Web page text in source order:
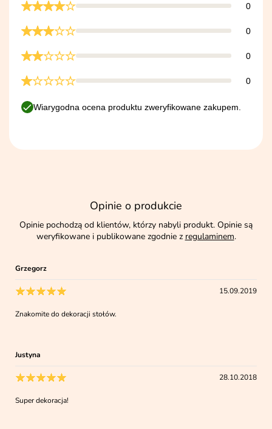
0
0
0
0
Wiarygodna ocena produktu zweryfikowane zakupem.
Opinie o produkcie
Opinie pochodzą od klientów, którzy nabyli produkt. Opinie są
weryfikowane i publikowane zgodnie z regulaminem.
Grzegorz
15.09.2019
Znakomite do dekoracji stołów.
Justyna
28.10.2018
Super dekoracja!